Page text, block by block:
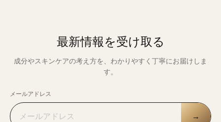
最新情報を受け取る
成分やスキンケアの考え方を、わかりやすく丁寧にお届けしま
す。
メールアドレス
→